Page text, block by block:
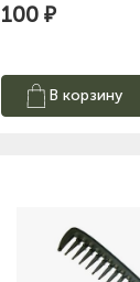
100 ₽
В корзину